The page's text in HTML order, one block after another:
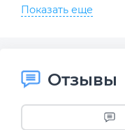
Показать еще
Отзывы